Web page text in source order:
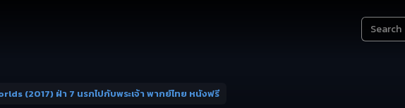
(2017) ฝ่า 7 นรกไปกับพระเจ้า พากย์ไทย หนังฟรี